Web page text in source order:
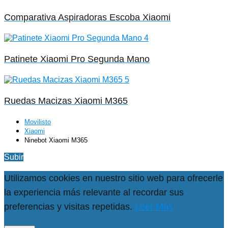
Comparativa Aspiradoras Escoba Xiaomi
Patinete Xiaomi Pro Segunda Mano
Ruedas Macizas Xiaomi M365
Movilisto
Xiaomi
Ninebot Xiaomi M365
Subir
Utilizamos cookies en nuestro sitio web para ofrecerle
la experiencia más relevante al recordar sus
preferencias y visitas repetidas. Leer Más